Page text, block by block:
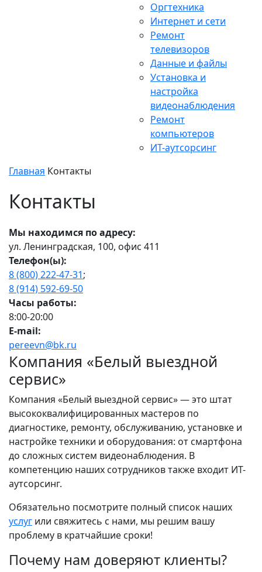
Оргтехника
Интернет и сети
Ремонт
телевизоров
Данные и файлы
Установка и
настройка
видеонаблюдения
Ремонт
компьютеров
ИТ-аутсорсинг
Главная Контакты
Контакты
Мы находимся по адресу:
ул. Ленинградская, 100, офис 411
Телефон(ы):
8 (800) 222-47-31;
8 (914) 592-69-50
Часы работы:
8:00-20:00
E-mail:
pereevn@bk.ru
Компания «Белый выездной
сервис»
Компания «Белый выездной сервис» — это штат
высококвалифицированных мастеров по
диагностике, ремонту, обслуживанию, установке и
настройке техники и оборудования: от смартфона
до сложных систем видеонаблюдения. В
компетенцию наших сотрудников также входит ИТ-
аутсорсинг.
Обязательно посмотрите полный список наших
услуг или свяжитесь с нами, мы решим вашу
проблему в кратчайшие сроки!
Почему нам доверяют клиенты?